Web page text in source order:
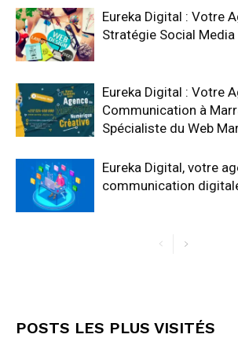
Eureka Digital : Votre
Stratégie Social Media
Eureka Digital : Votre
Communication à
Spécialiste du Web
Eureka Digital, votre
communication
POSTS LES PLUS VISITÉS